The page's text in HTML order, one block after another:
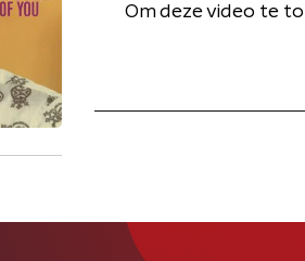
Om deze video te